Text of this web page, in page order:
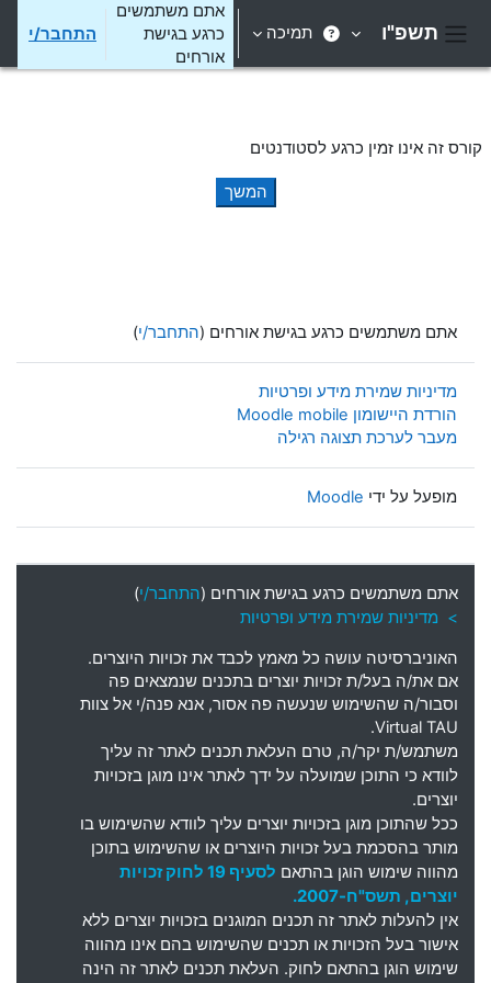
תשפ"ו תמיכה
אתם משתמשים
כרגע בגישת
אורחים
התחבר/י
קורס זה אינו זמין כרגע לסטודנטים
המשך
אתם משתמשים כרגע בגישת אורחים (התחבר/י)
מדיניות שמירת מידע ופרטיות
הורדת היישומון Moodle mobile
מעבר לערכת תצוגה רגילה
מופעל על ידי Moodle
אתם משתמשים כרגע בגישת אורחים (התחבר/י)
> מדיניות שמירת מידע ופרטיות
האוניברסיטה עושה כל מאמץ לכבד את זכויות היוצרים.
אם את/ה בעל/ת זכויות יוצרים בתכנים שנמצאים פה
וסבור/ה שהשימוש שנעשה פה אסור, אנא פנה/י אל צוות
Virtual TAU.
משתמש/ת יקר/ה, טרם העלאת תכנים לאתר זה עליך
לוודא כי התוכן שמועלה על ידך לאתר אינו מוגן בזכויות
יוצרים.
ככל שהתוכן מוגן בזכויות יוצרים עליך לוודא שהשימוש בו
מותר בהסכמת בעל זכויות היוצרים או שהשימוש בתוכן
מהווה שימוש הוגן בהתאם
לסעיף 19 לחוק זכויות
יוצרים, תשס"ח-2007.
אין להעלות לאתר זה תכנים המוגנים בזכויות יוצרים ללא
אישור בעל הזכויות או תכנים שהשימוש בהם אינו מהווה
שימוש הוגן בהתאם לחוק. העלאת תכנים לאתר זה הינה